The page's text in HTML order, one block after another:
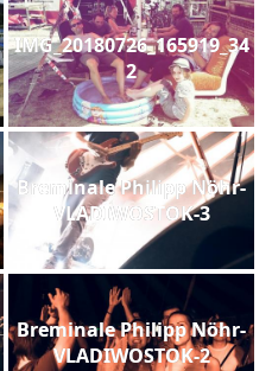
IMG_20180726_165919_34
2
Breminale Philipp Nöhr-
VLADIWOSTOK-3
Breminale Philipp Nöhr-
VLADIWOSTOK-2